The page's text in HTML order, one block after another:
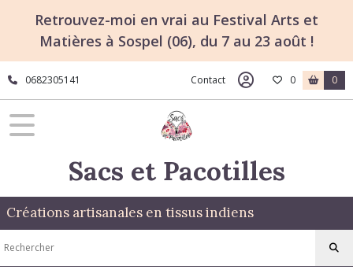
Retrouvez-moi en vrai au Festival Arts et
Matières à Sospel (06), du 7 au 23 août !
0682305141 Contact 0 0
Sacs et Pacotilles
Créations artisanales en tissus indiens